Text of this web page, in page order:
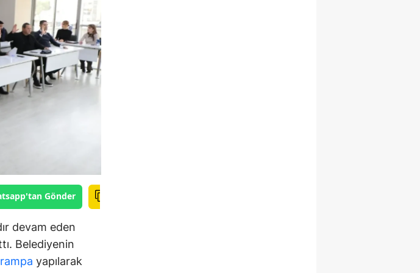
Gönder
devam eden
Belediyenin
yapılarak